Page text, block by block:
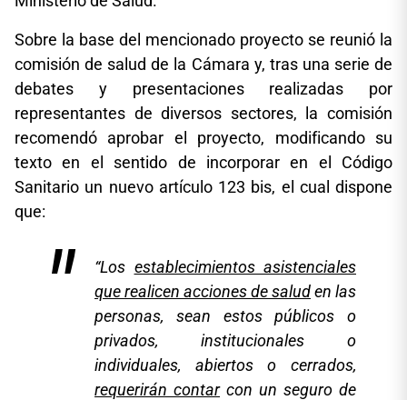
Sobre la base del mencionado proyecto se reunió la
comisión de salud de la Cámara y, tras una serie de
debates y presentaciones realizadas por
representantes de diversos sectores, la comisión
recomendó aprobar el proyecto, modificando su
texto en el sentido de incorporar en el Código
Sanitario un nuevo artículo 123 bis, el cual dispone
que:
“Los establecimientos asistenciales
que realicen acciones de saluden las
personas, sean estos públicos o
privados, institucionales o
individuales, abiertos o cerrados,
requerirán contarcon un seguro de